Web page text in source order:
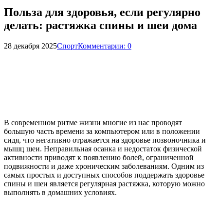
Польза для здоровья, если регулярно
делать: растяжка спины и шеи дома
28 декабря 2025СпортКомментарии: 0
В современном ритме жизни многие из нас проводят
большую часть времени за компьютером или в положении
сидя, что негативно отражается на здоровье позвоночника и
мышц шеи. Неправильная осанка и недостаток физической
активности приводят к появлению болей, ограниченной
подвижности и даже хроническим заболеваниям. Одним из
самых простых и доступных способов поддержать здоровье
спины и шеи является регулярная растяжка, которую можно
выполнять в домашних условиях.